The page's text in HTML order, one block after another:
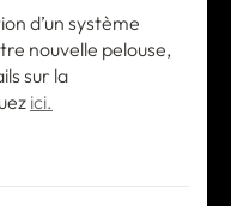
d’un système
nouvelle pelouse,
sur la
ici.